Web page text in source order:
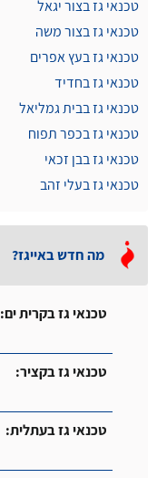
טכנאי גז בצור יגאל
טכנאי גז בצור משה
טכנאי גז בעץ אפרים
טכנאי גז בחדיד
טכנאי גז בבית גמליאל
טכנאי גז בכפר תפוח
טכנאי גז בבן זכאי
טכנאי גז בעלי זהב
מה חדש באייגז?
טכנאי גז בקרית ים:
טכנאי גז בקציר:
טכנאי גז בעתלית: